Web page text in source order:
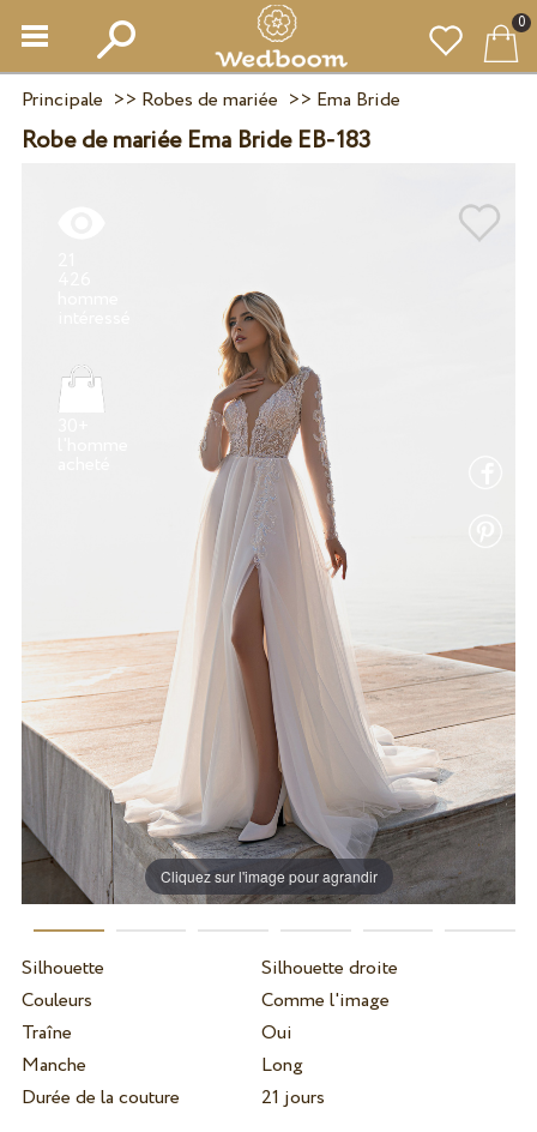
0
Principale >> Robes de mariée >> Ema Bride
Robe de mariée Ema Bride EB-183
Cliquez sur l'image pour agrandir
Silhouette
Silhouette droite
Couleurs
Comme l'image
Traîne
Oui
Manche
Long
Durée de la couture
21 jours